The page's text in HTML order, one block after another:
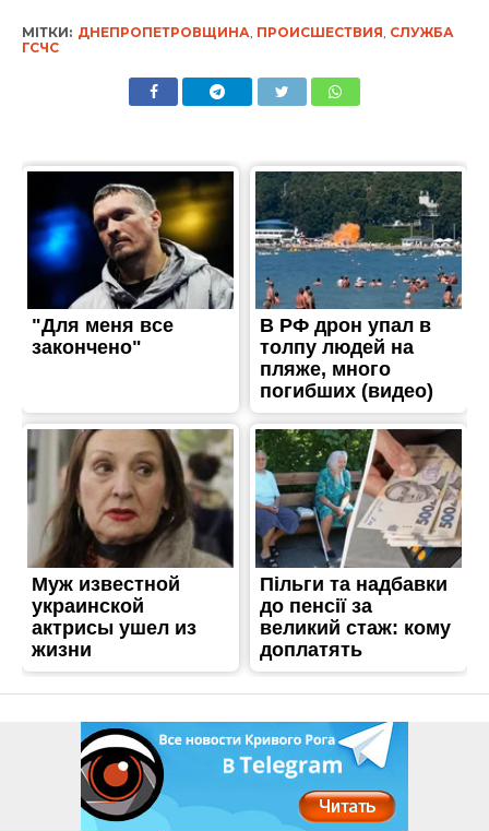
МІТКИ: ДНЕПРОПЕТРОВЩИНА, ПРОИСШЕСТВИЯ, СЛУЖБА
ГСЧС